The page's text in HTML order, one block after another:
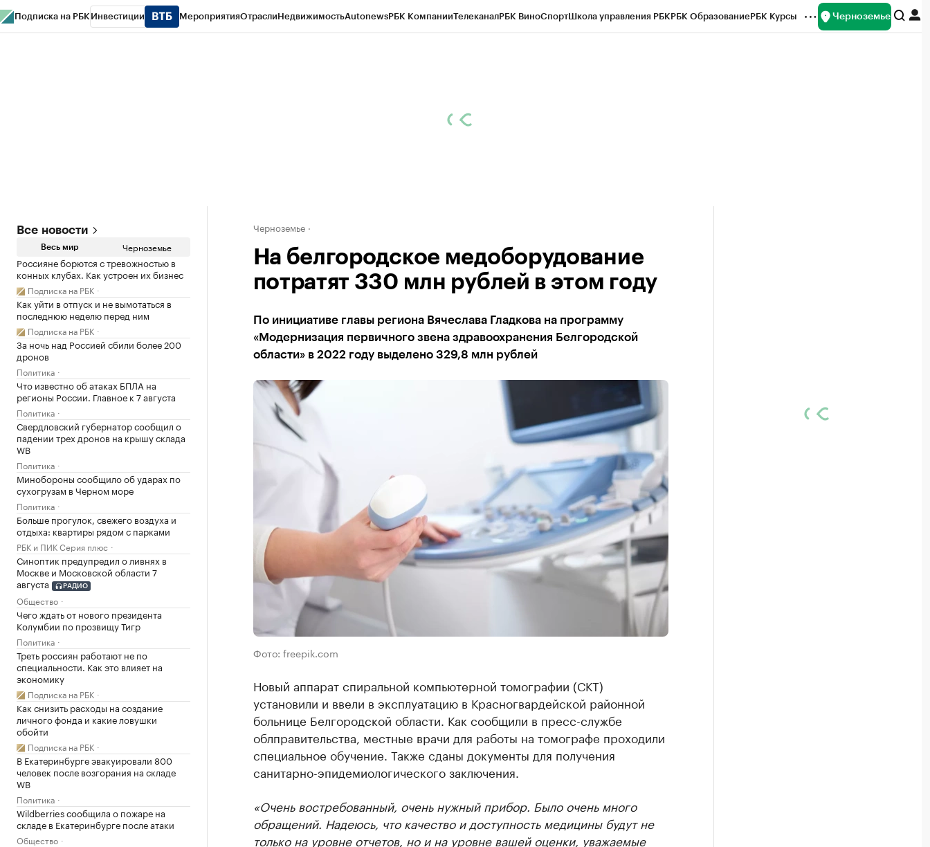
Подписка на РБК Инвестиции МероприятияОтраслиНедвижимостьAutonewsРБК КомпанииТелеканалРБК ВиноСпортШкола управления РБКРБК ОбразованиеРБК Курсы Черноземье
Все новости
Весь мир Черноземье
Россияне борются с тревожностью в
конных клубах. Как устроен их бизнес
Подписка на РБК
Как уйти в отпуск и не вымотаться в
последнюю неделю перед ним
Подписка на РБК
За ночь над Россией сбили более 200
дронов
Политика
Что известно об атаках БПЛА на
регионы России. Главное к 7 августа
Политика
Свердловский губернатор сообщил о
падении трех дронов на крышу склада
WB
Политика
Минобороны сообщило об ударах по
сухогрузам в Черном море
Политика
Больше прогулок, свежего воздуха и
отдыха: квартиры рядом с парками
РБК и ПИК Серия плюс
Синоптик предупредил о ливнях в
Москве и Московской области 7
августа
РАДИО
Общество
Чего ждать от нового президента
Колумбии по прозвищу Тигр
Политика
Треть россиян работают не по
специальности. Как это влияет на
экономику
Подписка на РБК
Как снизить расходы на создание
личного фонда и какие ловушки
обойти
Подписка на РБК
В Екатеринбурге эвакуировали 800
человек после возгорания на складе
WB
Политика
Wildberries сообщила о пожаре на
складе в Екатеринбурге после атаки
Общество
Черноземье
На белгородское медоборудование
потратят 330 млн рублей в этом году
По инициативе главы региона Вячеслава Гладкова на программу
«Модернизация первичного звена здравоохранения Белгородской
области» в 2022 году выделено 329,8 млн рублей
Фото: freepik.com
Новый аппарат спиральной компьютерной томографии (СКТ)
установили и ввели в эксплуатацию в Красногвардейской районной
больнице Белгородской области. Как сообщили в пресс-службе
облправительства, местные врачи для работы на томографе проходили
специальное обучение. Также сданы документы для получения
санитарно-эпидемиологического заключения.
«Очень востребованный, очень нужный прибор. Было очень много
обращений. Надеюсь, что качество и доступность медицины будут не
только на уровне отчетов, но и на уровне вашей оценки, уважаемые